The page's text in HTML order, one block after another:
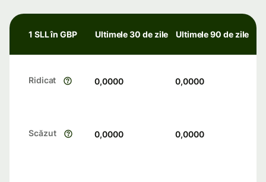
1 SLL în GBP Ultimele 30 de zile Ultimele 90 de zile
Ridicat 0,0000 0,0000
Scăzut 0,0000 0,0000